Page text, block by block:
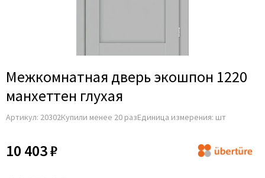
Aldeghi Luigi
Archie
Armadillo
Belwooddoors
Bravo
Межкомнатная дверь экошпон 1220
манхеттен глухая
Артикул: 20302Купили менее 20 разЕдиница измерения: шт
10 403 ₽